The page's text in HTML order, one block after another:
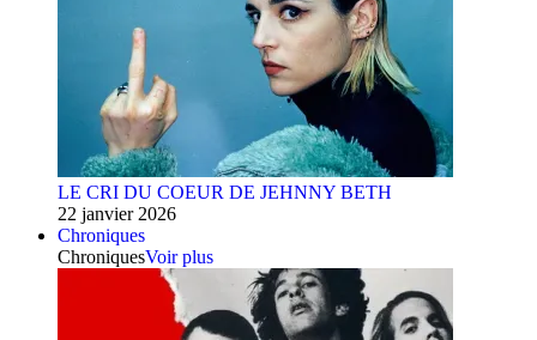
LE CRI DU COEUR DE JEHNNY BETH
22 janvier 2026
Chroniques
ChroniquesVoir plus